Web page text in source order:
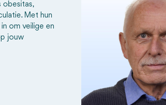
obesitas,
Met hun
om veilige en
jouw